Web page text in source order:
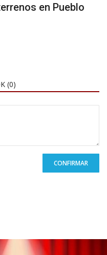
en Pueblo
(0)
CONFIRMAR